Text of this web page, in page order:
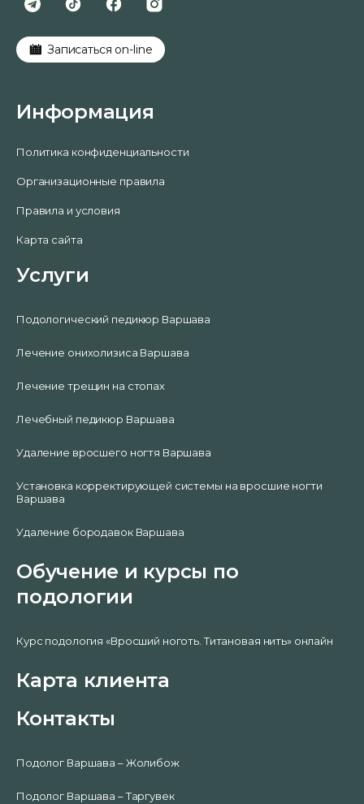
Информация
Политика конфиденциальности
Организационные правила
Правила и условия
Карта сайта
Услуги
Подологический педикюр Варшава
Лечение онихолизиса Варшава
Лечение трещин на стопах
Лечебный педикюр Варшава
Удаление вросшего ногтя Варшава
Установка корректирующей системы на вросшие ногти
Варшава
Удаление бородавок Варшава
Обучение и курсы по
подологии
Курс подология «Вросший ноготь. Титановая нить» онлайн
Карта клиента
Контакты
Подолог Варшава – Жолибож
Подолог Варшава – Таргувек
Записаться on-line